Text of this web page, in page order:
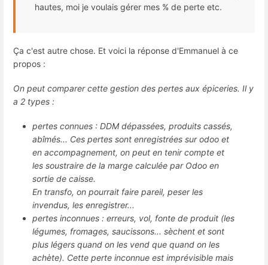
hautes, moi je voulais gérer mes % de perte etc.
Ça c'est autre chose. Et voici la réponse d'Emmanuel à ce
propos :
On peut comparer cette gestion des pertes aux épiceries. Il y
a 2 types :
pertes connues : DDM dépassées, produits cassés,
abîmés... Ces pertes sont enregistrées sur odoo et
en accompagnement, on peut en tenir compte et
les soustraire de la marge calculée par Odoo en
sortie de caisse.
En transfo, on pourrait faire pareil, peser les
invendus, les enregistrer...
pertes inconnues : erreurs, vol, fonte de produit (les
légumes, fromages, saucissons... sèchent et sont
plus légers quand on les vend que quand on les
achète). Cette perte inconnue est imprévisible mais